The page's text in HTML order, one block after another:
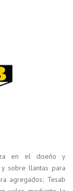
en el diseño y
sobre llantas para
agregados; Tesab